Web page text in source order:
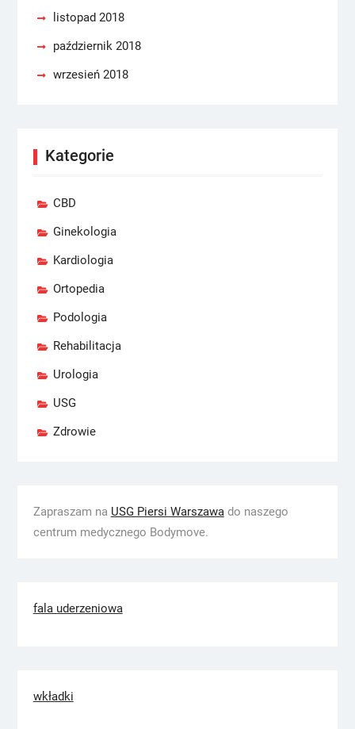
listopad 2018
październik 2018
wrzesień 2018
Kategorie
CBD
Ginekologia
Kardiologia
Ortopedia
Podologia
Rehabilitacja
Urologia
USG
Zdrowie
Zapraszam na USG Piersi Warszawado naszego
centrum medycznego Bodymove.
fala uderzeniowa
wkładki